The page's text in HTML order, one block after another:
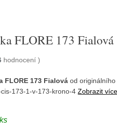
FLORE 173 Fialová
hodnocení)
FLORE 173 Fialová od
cis-173-1-v-173-krono-4Zobrazit